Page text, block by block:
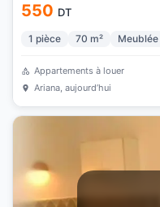
550 DT
1 pièce 70 m² Meublée
Appartements à louer
Ariana, aujourd’hui